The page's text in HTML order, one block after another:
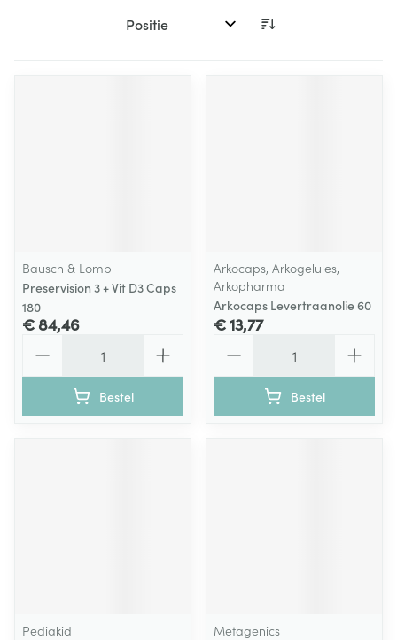
Sorteer op:
Bausch & Lomb
Preservision 3 + Vit D3 Caps
180
€ 84,46
Bestel
Arkocaps, Arkogelules,
Arkopharma
Arkocaps Levertraanolie 60
€ 13,77
Bestel
Pediakid
Metagenics